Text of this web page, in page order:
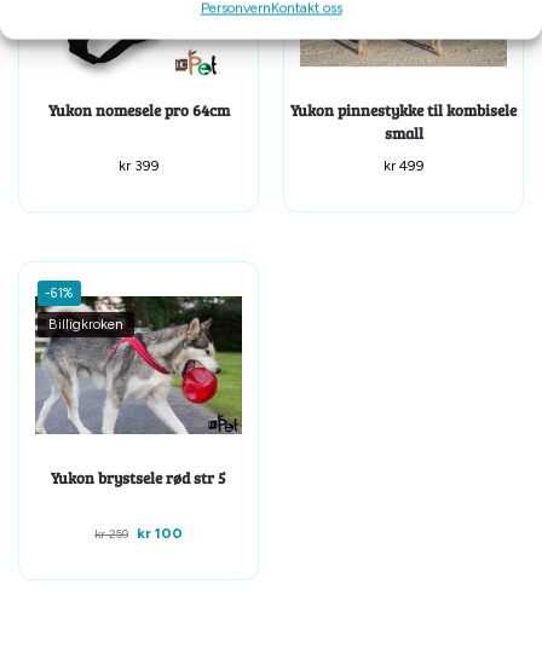
PersonvernKontakt oss
Yukon nomesele pro 64cm
kr399
Yukon pinnestykke til kombisele
small
kr499
-61%
Billigkroken
Yukon brystsele rød str 5
kr259 kr 100